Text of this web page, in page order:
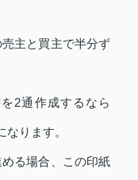
主と買主で半分ず
2通作成するなら
ります。
る場合、この印紙